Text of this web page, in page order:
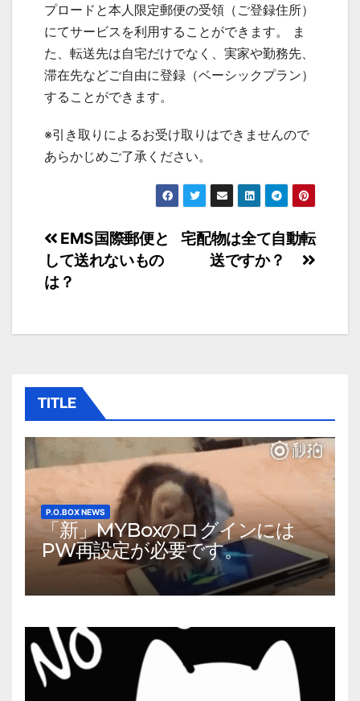
プロードと本人限定郵便の受領（ご登録住所）
にてサービスを利用することができます。 ま
た、転送先は自宅だけでなく、実家や勤務先、
滞在先などご自由に登録（ベーシックプラン）
することができます。
※引き取りによるお受け取りはできませんので
あらかじめご了承ください。
投
稿
ビ
ー
シ
ョ
ン
宅配物は全て自動転
送ですか？
EMS国際郵便と
して送れないもの
は？
TITLE
P.O.BOX NEWS
「新」MYBoxのログインには
PW再設定が必要です。